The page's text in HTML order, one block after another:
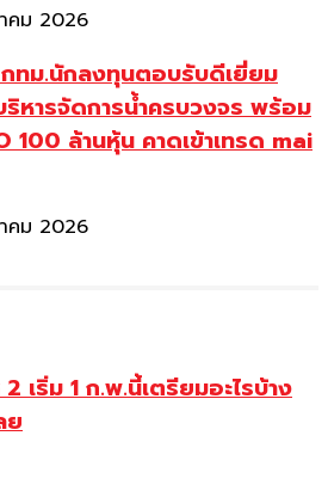
คม 2026
กทม.นักลงทุนตอบรับดีเยี่ยม
หารจัดการน้ำครบวงจร พร้อม
100 ล้านหุ้น คาดเข้าเทรด mai
คม 2026
เริ่ม 1 ก.พ.นี้เตรียมอะไรบ้าง
ย